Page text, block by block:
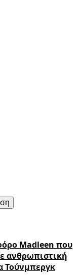
Madleen που
ανθρωπιστική
Τούνμπεργκ